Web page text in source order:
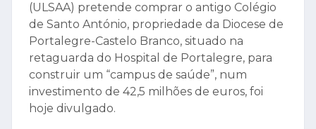
(ULSAA) pretende comprar o antigo Colégio
de Santo António, propriedade da Diocese de
Portalegre-Castelo Branco, situado na
retaguarda do Hospital de Portalegre, para
construir um “campus de saúde”, num
investimento de 42,5 milhões de euros, foi
hoje divulgado.